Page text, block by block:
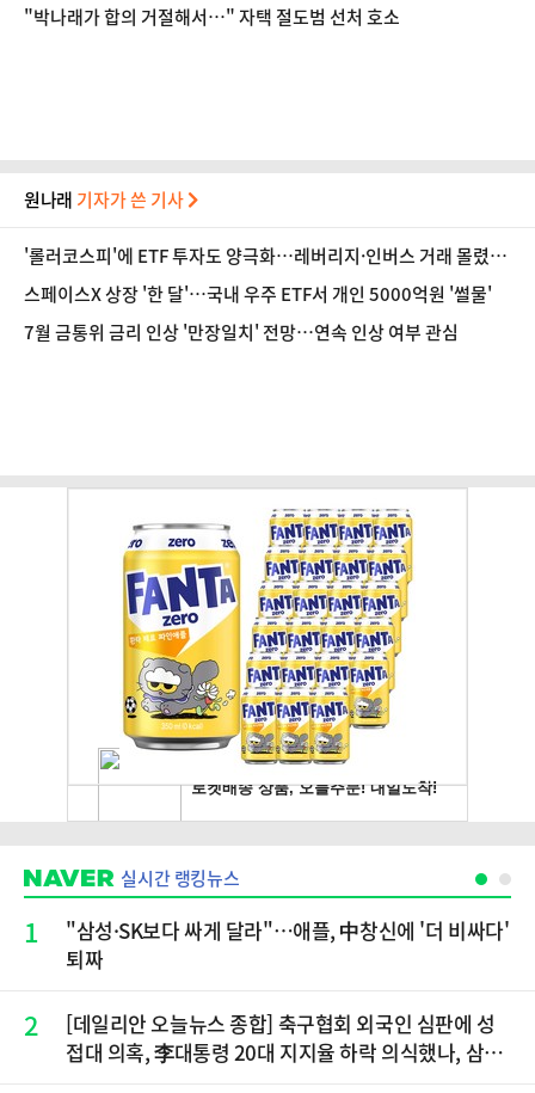
"박나래가 합의 거절해서…" 자택 절도범 선처 호소
원나래 기자가 쓴 기사
'롤러코스피'에 ETF 투자도 양극화…레버리지·인버스 거래 몰렸
다
스페이스X 상장 '한 달'…국내 우주 ETF서 개인 5000억원 '썰물'
7월 금통위 금리 인상 '만장일치' 전망…연속 인상 여부 관심
실시간 랭킹뉴스
1
"삼성·SK보다 싸게 달라"…애플, 中창신에 '더 비싸다'
퇴짜
2
[데일리안 오늘뉴스 종합] 축구협회 외국인 심판에 성
접대 의혹, 李대통령 20대 지지율 하락 의식했나, 삼전